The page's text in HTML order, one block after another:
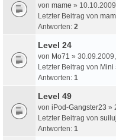
von mame »
Letzter Beitrag von
Antworten: 2
Level 24
von Mo71 »
Letzter Beitrag von Mini
Antworten: 1
Level 49
von iPod-Gangster23 »
Letzter Beitrag von suiluj
Antworten: 1